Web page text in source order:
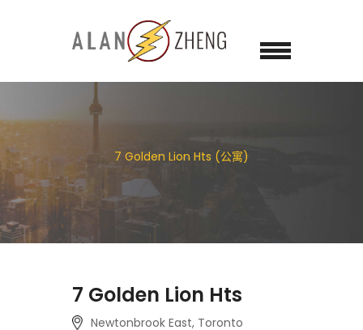
7 Golden Lion Hts (公寓)
7 Golden Lion Hts
Newtonbrook East, Toronto